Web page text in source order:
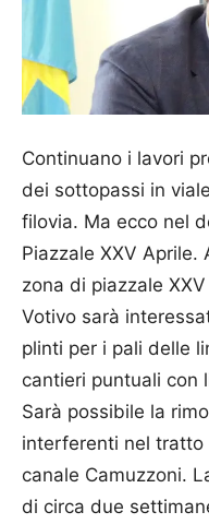
Continuano i lavori
dei sottopassi in
filovia. Ma ecco nel
Piazzale XXV
zona di piazzale
Votivo sarà
plinti per i pali delle
cantieri puntuali con
Sarà possibile la
interferenti nel
canale Camuzzoni.
di circa due